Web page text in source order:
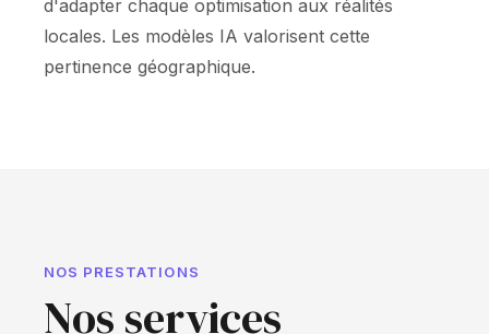
d'adapter chaque optimisation aux réalités
locales. Les modèles IA valorisent cette
pertinence géographique.
NOS PRESTATIONS
Nos services